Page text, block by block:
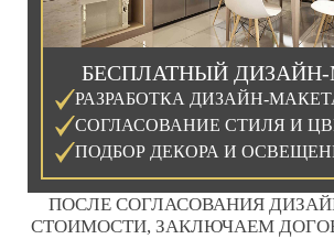
БЕСПЛАТНЫЙ
РАЗРАБОТКА ДИЗАЙН-
СОГЛАСОВАНИЕ СТИЛЯ И
ПОДБОР ДЕКОРА И
ПОСЛЕ СОГЛАСОВАНИЯ
СТОИМОСТИ, ЗАКЛЮЧАЕМ